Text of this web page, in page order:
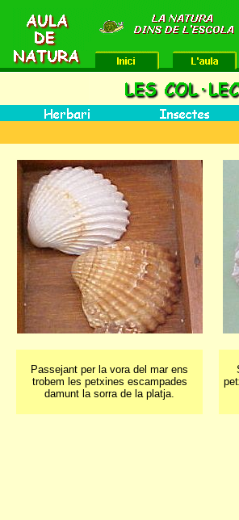
Passejant per la vora del mar ens
trobem les petxines escampades
damunt la sorra de la platja.